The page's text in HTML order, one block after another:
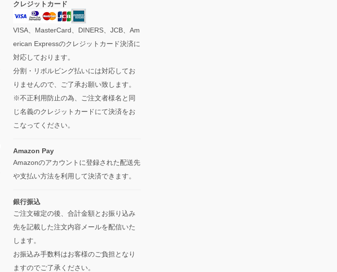
クレジットカード
VISA、MasterCard、DINERS、JCB、Am
erican Expressのクレジットカード決済に
対応しております。
分割・リボルビング払いには対応してお
りませんので、ご了承お願い致します。
※不正利用防止の為、ご注文者様名と同
じ名義のクレジットカードにて決済をお
こなってください。
Amazon Pay
Amazonのアカウントに登録された配送先
や支払い方法を利用して決済できます。
銀行振込
ご注文確定の後、合計金額とお振り込み
先を記載した注文内容メールを配信いた
します。
お振込み手数料はお客様のご負担となり
ますのでご了承ください。